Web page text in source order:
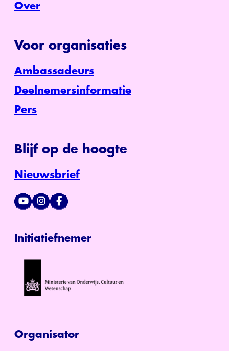
Over
Voor organisaties
Ambassadeurs
Deelnemersinformatie
Pers
Blijf op de hoogte
Nieuwsbrief
Initiatiefnemer
Organisator